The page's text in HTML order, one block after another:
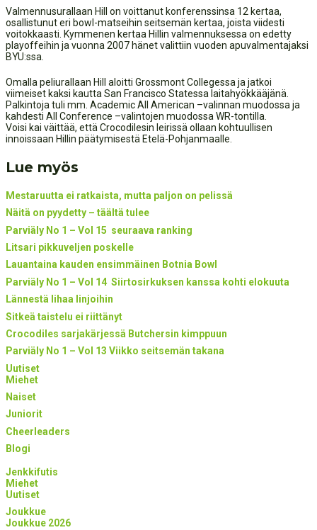
Valmennusurallaan Hill on voittanut konferenssinsa 12 kertaa,
osallistunut eri bowl-matseihin seitsemän kertaa, joista viidesti
voitokkaasti. Kymmenen kertaa Hillin valmennuksessa on edetty
playoffeihin ja vuonna 2007 hänet valittiin vuoden apuvalmentajaksi
BYU:ssa.
Omalla peliurallaan Hill aloitti Grossmont Collegessa ja jatkoi
viimeiset kaksi kautta San Francisco Statessa laitahyökkääjänä.
Palkintoja tuli mm. Academic All American –valinnan muodossa ja
kahdesti All Conference –valintojen muodossa WR-tontilla.
Voisi kai väittää, että Crocodilesin leirissä ollaan kohtuullisen
innoissaan Hillin päätymisestä Etelä-Pohjanmaalle.
Lue myös
Mestaruutta ei ratkaista, mutta paljon on pelissä
Näitä on pyydetty – täältä tulee
Parviäly No 1 – Vol 15 seuraava ranking
Litsari pikkuveljen poskelle
Lauantaina kauden ensimmäinen Botnia Bowl
Parviäly No 1 – Vol 14 Siirtosirkuksen kanssa kohti elokuuta
Lännestä lihaa linjoihin
Sitkeä taistelu ei riittänyt
Crocodiles sarjakärjessä Butchersin kimppuun
Parviäly No 1 – Vol 13 Viikko seitsemän takana
Uutiset
Miehet
Naiset
Juniorit
Cheerleaders
Blogi
Jenkkifutis
Miehet
Uutiset
Joukkue
Joukkue 2026